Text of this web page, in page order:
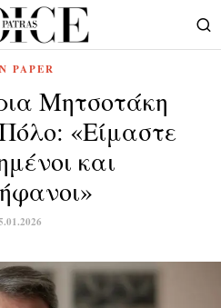
PAPER
Μητσοτάκη
«Είμαστε
και